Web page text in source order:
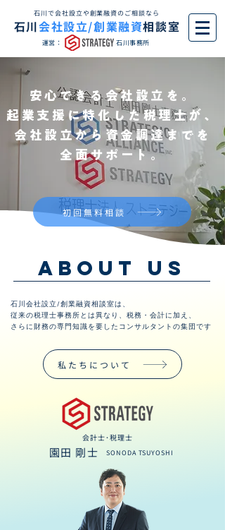
石川で会社設立や創業融資のご相談なら
石川会社設立/創業融資相談室
運営： 石川事務所
安心できる会社設立を。
起業支援に特化した税理士が、
会社設立から資金調達までを
全面サポート。
初回無料相談
ABOUT US
石川会社設立/創業融資相談室は、
従来の税理士事務所とは異なり、税務・会計に加え、
さらに財務の専門知識を要したコンサルタントの集団です
私たちについて
会計士･税理士
​ 園田 剛士 SONODA TSUYOSHI